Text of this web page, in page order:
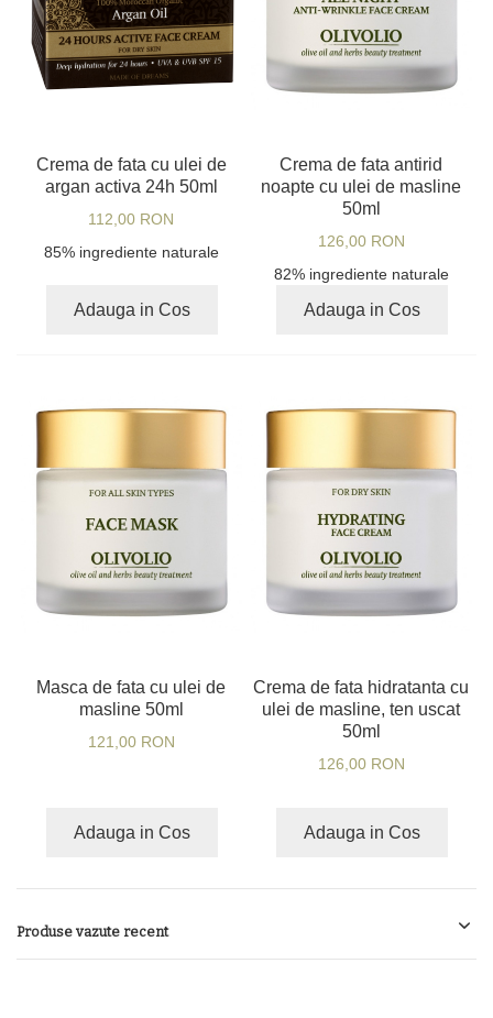
Crema de fata cu ulei de
argan activa 24h 50ml
112,00 RON
85% ingrediente naturale
Adauga in Cos
Crema de fata antirid
noapte cu ulei de masline
50ml
126,00 RON
82% ingrediente naturale
Adauga in Cos
Masca de fata cu ulei de
masline 50ml
121,00 RON
Adauga in Cos
Crema de fata hidratanta cu
ulei de masline, ten uscat
50ml
126,00 RON
Adauga in Cos
Produse vazute recent